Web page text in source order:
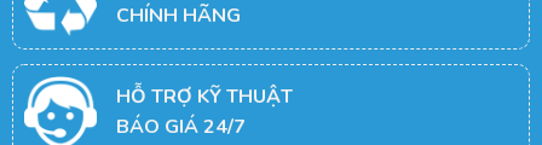
CHÍNH HÃNG
HỖ TRỢ KỸ THUẬT
BÁO GIÁ 24/7